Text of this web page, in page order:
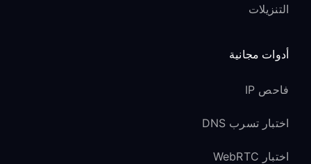
التنزيلات
أدوات مجانية
فاحص IP
اختبار تسرب DNS
اختبار WebRTC